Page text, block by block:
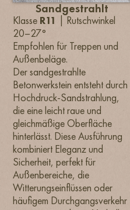
Sandgestrahlt
Klasse R11
| Rutschwinkel
20–27°
Empfohlen für Treppen und
Außenbeläge.
Der sandgestrahlte
Betonwerkstein entsteht durch
Hochdruck-Sandstrahlung,
die eine leicht raue und
gleichmäßige Oberfläche
hinterlässt. Diese Ausführung
kombiniert Eleganz und
Sicherheit, perfekt für
Außenbereiche, die
Witterungseinflüssen oder
häufigem Durchgangsverkehr